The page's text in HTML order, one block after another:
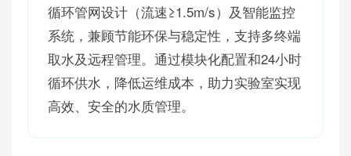
循环管网设计（流速≥1.5m/s）及智能监控
系统，兼顾节能环保与稳定性，支持多终端
取水及远程管理。通过模块化配置和24小时
循环供水，降低运维成本，助力实验室实现
高效、安全的水质管理。